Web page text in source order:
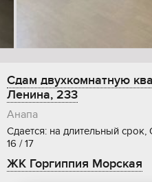
Сдам двухкомнатную
Ленина, 233
Анапа
Сдается: на длительный
16 / 17
ЖК Горгиппия Морская